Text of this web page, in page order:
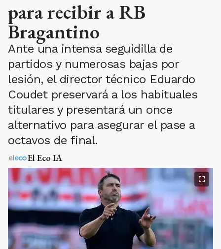
para recibir a RB
Bragantino
Ante una intensa seguidilla de
partidos y numerosas bajas por
lesión, el director técnico Eduardo
Coudet preservará a los habituales
titulares y presentará un once
alternativo para asegurar el pase a
octavos de final.
El Eco IA